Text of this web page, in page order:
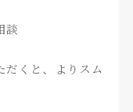
談
だくと、よりスム